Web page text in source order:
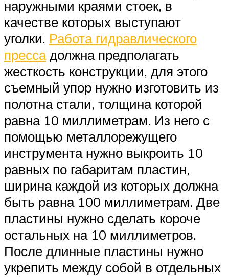
наружными краями стоек, в
качестве которых выступают
уголки. Работа гидравлического
прессадолжна предполагать
жесткость конструкции, для этого
съемный упор нужно изготовить из
полотна стали, толщина которой
равна 10 миллиметрам. Из него с
помощью металлорежущего
инструмента нужно выкроить 10
равных по габаритам пластин,
ширина каждой из которых должна
быть равна 100 миллиметрам. Две
пластины нужно сделать короче
остальных на 10 миллиметров.
После длинные пластины нужно
укрепить между собой в отдельных